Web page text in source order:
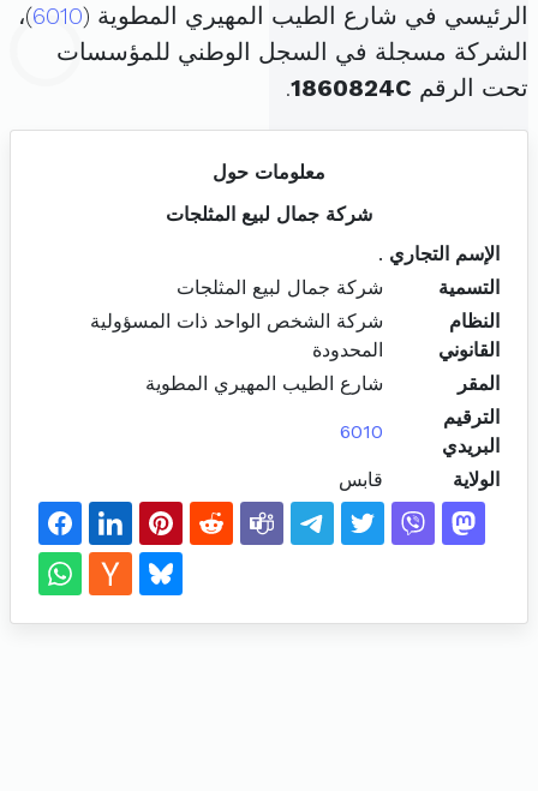
الرئيسي في شارع الطيب المهيري المطوية (6010)،
الشركة مسجلة في السجل الوطني للمؤسسات
تحت الرقم 1860824C
.
معلومات حول
شركة جمال لبيع المثلجات
الإسم التجاري .
التسمية
شركة جمال لبيع المثلجات
النظام
القانوني
شركة الشخص الواحد ذات المسؤولية
المحدودة
المقر
شارع الطيب المهيري المطوية
الترقيم
البريدي
6010
الولاية قابس